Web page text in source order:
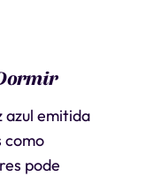
azul emitida
como
pode